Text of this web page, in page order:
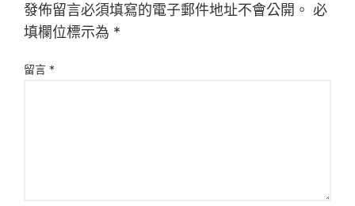
發佈留言必須填寫的電子郵件地址不會公開。 必
填欄位標示為 *
留言 *